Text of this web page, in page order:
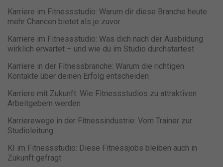
Karriere im Fitnessstudio: Warum dir diese Branche heute
mehr Chancen bietet als je zuvor
Karriere im Fitnessstudio: Was dich nach der Ausbildung
wirklich erwartet – und wie du im Studio durchstartest
Karriere in der Fitnessbranche: Warum die richtigen
Kontakte über deinen Erfolg entscheiden
Karriere mit Zukunft: Wie Fitnessstudios zu attraktiven
Arbeitgebern werden
Karrierewege in der Fitnessindustrie: Vom Trainer zur
Studioleitung
KI im Fitnessstudio: Diese Fitnessjobs bleiben auch in
Zukunft gefragt